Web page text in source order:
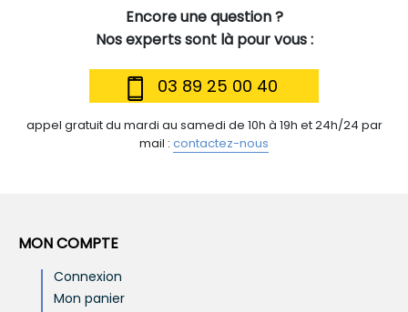
Encore une question ?
Nos experts sont là pour vous :
03 89 25 00 40
appel gratuit du mardi au samedi de 10h à 19h et 24h/24 par
mail : contactez-nous
MON COMPTE
Connexion
Mon panier